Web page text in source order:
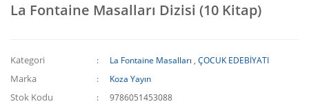
La Fontaine Masalları Dizisi (10 Kitap)
Kategori La Fontaine Masalları ,ÇOCUK EDEBİYATI
Marka Koza Yayın
Stok Kodu 9786051453088